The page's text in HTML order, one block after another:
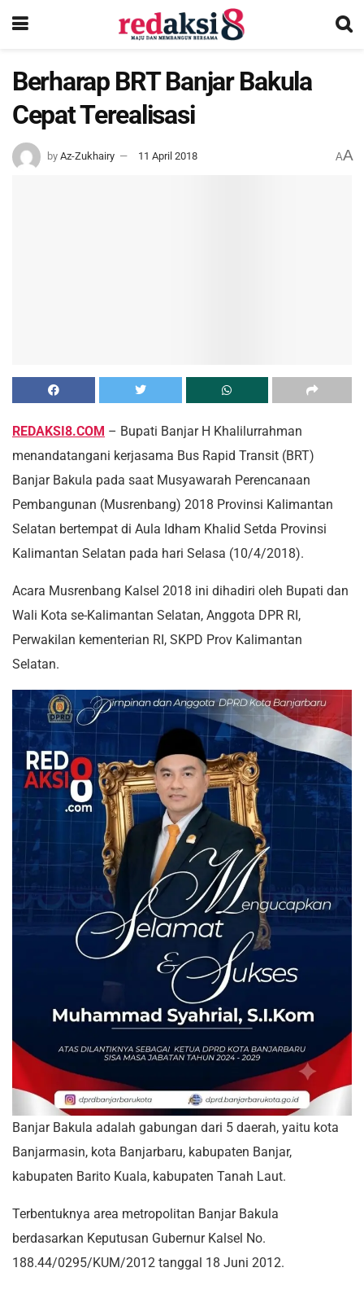
Berharap BRT Banjar Bakula
Cepat Terealisasi
by Az-Zukhairy 11 April 2018 AA
REDAKSI8.COM – Bupati Banjar H Khalilurrahman
menandatangani kerjasama Bus Rapid Transit (BRT)
Banjar Bakula pada saat Musyawarah Perencanaan
Pembangunan (Musrenbang) 2018 Provinsi Kalimantan
Selatan bertempat di Aula Idham Khalid Setda Provinsi
Kalimantan Selatan pada hari Selasa (10/4/2018).
Acara Musrenbang Kalsel 2018 ini dihadiri oleh Bupati dan
Wali Kota se-Kalimantan Selatan, Anggota DPR RI,
Perwakilan kementerian RI, SKPD Prov Kalimantan
Selatan.
Banjar Bakula adalah gabungan dari 5 daerah, yaitu kota
Banjarmasin, kota Banjarbaru, kabupaten Banjar,
kabupaten Barito Kuala, kabupaten Tanah Laut.
Terbentuknya area metropolitan Banjar Bakula
berdasarkan Keputusan Gubernur Kalsel No.
188.44/0295/KUM/2012 tanggal 18 Juni 2012.